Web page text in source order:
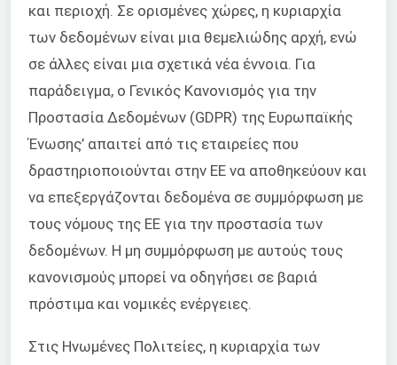
και περιοχή. Σε ορισμένες χώρες, η κυριαρχία
των δεδομένων είναι μια θεμελιώδης αρχή, ενώ
σε άλλες είναι μια σχετικά νέα έννοια. Για
παράδειγμα, ο Γενικός Κανονισμός για την
Προστασία Δεδομένων (GDPR) της Ευρωπαϊκής
Ένωσης’ απαιτεί από τις εταιρείες που
δραστηριοποιούνται στην ΕΕ να αποθηκεύουν και
να επεξεργάζονται δεδομένα σε συμμόρφωση με
τους νόμους της ΕΕ για την προστασία των
δεδομένων. Η μη συμμόρφωση με αυτούς τους
κανονισμούς μπορεί να οδηγήσει σε βαριά
πρόστιμα και νομικές ενέργειες.
Στις Ηνωμένες Πολιτείες, η κυριαρχία των